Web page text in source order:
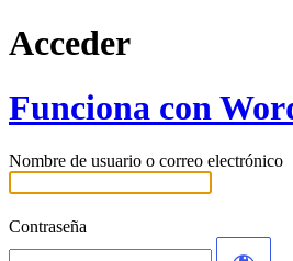
Acceder
Funciona con
Nombre de usuario o correo electrónico
Contraseña